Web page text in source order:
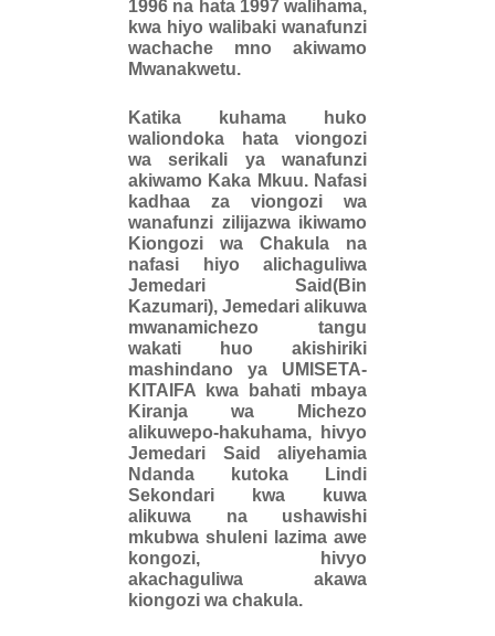
1996 na hata 1997 walihama,
kwa hiyo walibaki wanafunzi
wachache mno akiwamo
Mwanakwetu.
Katika kuhama huko
waliondoka hata viongozi
wa serikali ya wanafunzi
akiwamo Kaka Mkuu. Nafasi
kadhaa za viongozi wa
wanafunzi zilijazwa ikiwamo
Kiongozi wa Chakula na
nafasi hiyo alichaguliwa
Jemedari Said(Bin
Kazumari), Jemedari alikuwa
mwanamichezo tangu
wakati huo akishiriki
mashindano ya UMISETA-
KITAIFA kwa bahati mbaya
Kiranja wa Michezo
alikuwepo-hakuhama, hivyo
Jemedari Said aliyehamia
Ndanda kutoka Lindi
Sekondari kwa kuwa
alikuwa na ushawishi
mkubwa shuleni lazima awe
kongozi, hivyo
akachaguliwa akawa
kiongozi wa chakula.